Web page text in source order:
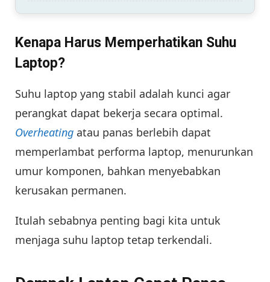
Kenapa Harus Memperhatikan Suhu
Laptop?
Suhu laptop yang stabil adalah kunci agar
perangkat dapat bekerja secara optimal.
Overheating atau panas berlebih dapat
memperlambat performa laptop, menurunkan
umur komponen, bahkan menyebabkan
kerusakan permanen.
Itulah sebabnya penting bagi kita untuk
menjaga suhu laptop tetap terkendali.